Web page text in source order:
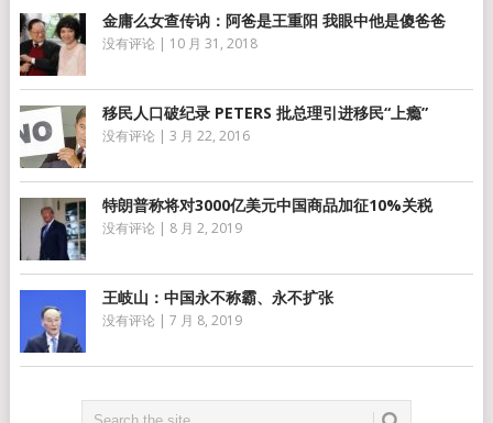
金庸么女查传讷：阿爸是王重阳 我眼中他是傻爸爸
没有评论 | 10 月 31, 2018
移民人口破纪录 PETERS 批总理引进移民“上瘾”
没有评论 | 3 月 22, 2016
特朗普称将对3000亿美元中国商品加征10%关税
没有评论 | 8 月 2, 2019
王岐山：中国永不称霸、永不扩张
没有评论 | 7 月 8, 2019